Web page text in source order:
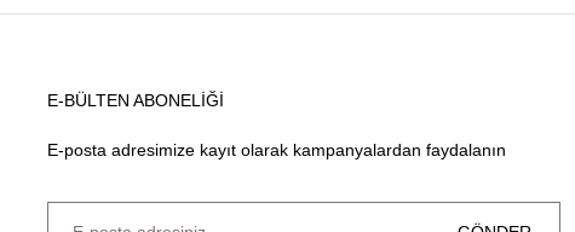
E-BÜLTEN ABONELİĞİ
E-posta adresimize kayıt olarak kampanyalardan faydalanın